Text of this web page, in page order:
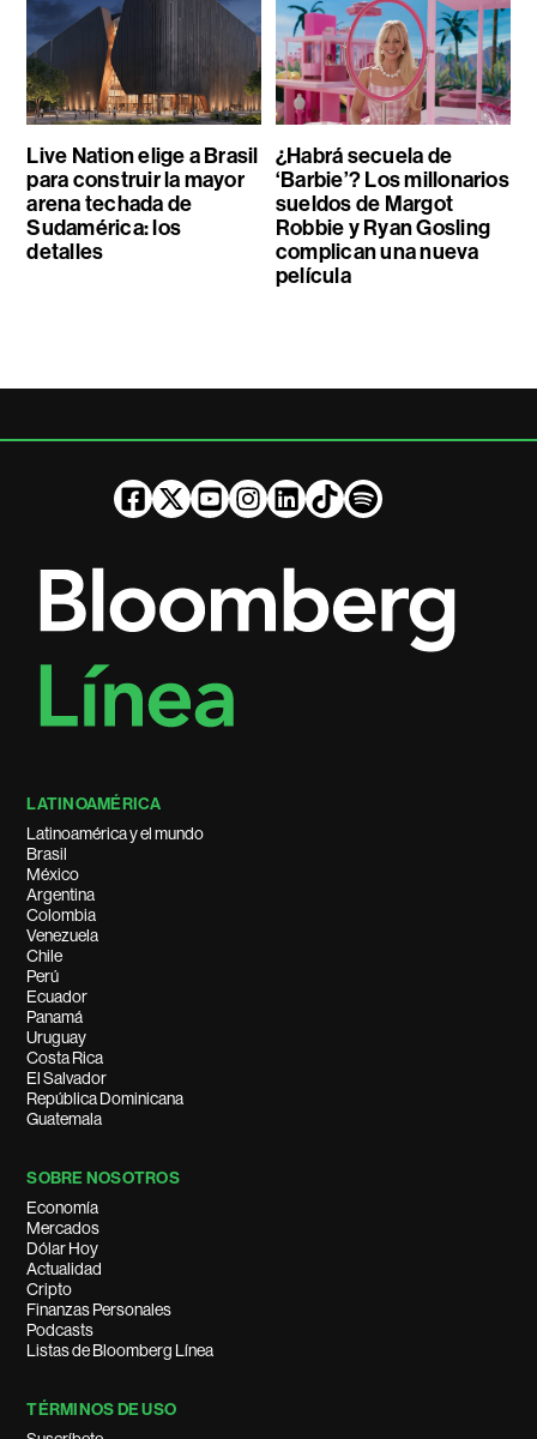
Live Nation elige a Brasil
para construir la mayor
arena techada de
Sudamérica: los
detalles
¿Habrá secuela de
‘Barbie’? Los millonarios
sueldos de Margot
Robbie y Ryan Gosling
complican una nueva
película
LATINOAMÉRICA
Latinoamérica y el mundo
Brasil
México
Argentina
Colombia
Venezuela
Chile
Perú
Ecuador
Panamá
Uruguay
Costa Rica
El Salvador
República Dominicana
Guatemala
SOBRE NOSOTROS
Economía
Mercados
Dólar Hoy
Actualidad
Cripto
Finanzas Personales
Podcasts
Listas de Bloomberg Línea
TÉRMINOS DE USO